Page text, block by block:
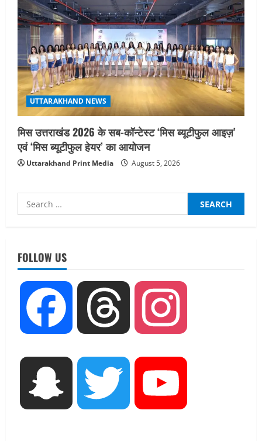
UTTARAKHAND NEWS
मिस उत्तराखंड 2026 के सब-कॉन्टेस्ट ‘मिस ब्यूटीफुल आइज़’
एवं ‘मिस ब्यूटीफुल हेयर’ का आयोजन
Uttarakhand Print Media August 5, 2026
Search
for:
FOLLOW US
Facebook Threads
Snapchat Twitter
August 6, 2026
UTTARAKHAND NEWS
मिस उत्तराखंड 2026 के सब-कॉन्टेस्ट ‘मिस
ब्यूटीफुल आइज़’ एवं ‘मिस ब्यूटीफुल हेयर’ का
August 5, 2026
UTTARAKHAND NEWS
एमआईटी वर्ल्ड पीस यूनिवर्सिटी और जर्मनी के
बीएसबीआई के बीच समझौता; भारतीय छात्रों